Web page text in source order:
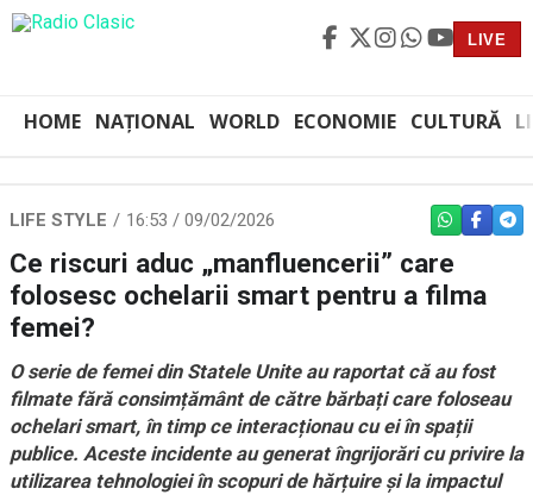
LIVE
HOME NAȚIONAL WORLD ECONOMIE CULTURĂ
LIFE STYLE 16:53 / 09/02/2026 WHATSAPP
Ce riscuri aduc „manfluencerii” care
folosesc ochelarii smart pentru a filma
femei?
O serie de femei din Statele Unite au raportat că au fost
filmate fără consimțământ de către bărbați care foloseau
ochelari smart, în timp ce interacționau cu ei în spații
publice. Aceste incidente au generat îngrijorări cu privire la
utilizarea tehnologiei în scopuri de hărțuire și la impactul